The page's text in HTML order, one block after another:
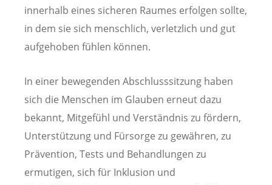
innerhalb eines sicheren Raumes erfolgen sollte,
in dem sie sich menschlich, verletzlich und gut
aufgehoben fühlen können.
In einer bewegenden Abschlusssitzung haben
sich die Menschen im Glauben erneut dazu
bekannt, Mitgefühl und Verständnis zu fördern,
Unterstützung und Fürsorge zu gewähren, zu
Prävention, Tests und Behandlungen zu
ermutigen, sich für Inklusion und